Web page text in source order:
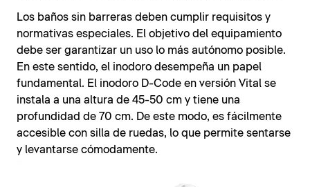
Los baños sin barreras deben cumplir requisitos y
normativas especiales. El objetivo del equipamiento
debe ser garantizar un uso lo más autónomo posible.
En este sentido, el inodoro desempeña un papel
fundamental. El inodoro D-Code en versión Vital se
instala a una altura de 45-50 cm y tiene una
profundidad de 70 cm. De este modo, es fácilmente
accesible con silla de ruedas, lo que permite sentarse
y levantarse cómodamente.